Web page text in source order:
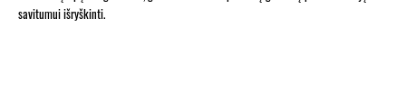
savitumui išryškinti.